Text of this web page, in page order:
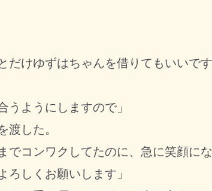
だけゆずはちゃんを借りてもいいで
うようにしますので」
した。
コンワクしてたのに、急に笑顔に
ろしくお願いします」